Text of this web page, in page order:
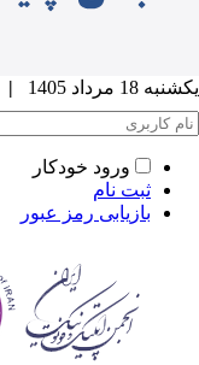
18 مرداد 1405 |
ورود خودکار
ثبت نام
بازیابی رمز عبور